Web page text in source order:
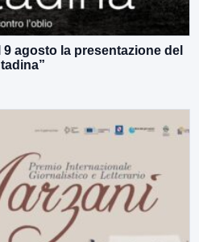
agosto la presentazione del